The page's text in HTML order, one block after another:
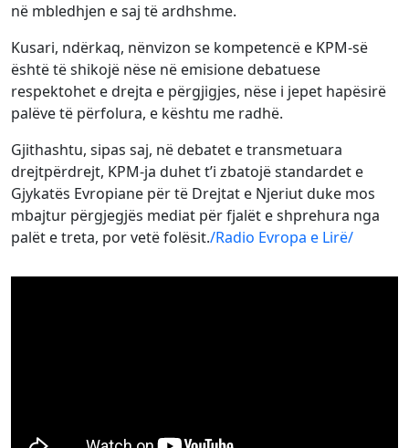
në mbledhjen e saj të ardhshme.
Kusari, ndërkaq, nënvizon se kompetencë e KPM-së
është të shikojë nëse në emisione debatuese
respektohet e drejta e përgjigjes, nëse i jepet hapësirë
palëve të përfolura, e kështu me radhë.
Gjithashtu, sipas saj, në debatet e transmetuara
drejtpërdrejt, KPM-ja duhet t’i zbatojë standardet e
Gjykatës Evropiane për të Drejtat e Njeriut duke mos
mbajtur përgjegjës mediat për fjalët e shprehura nga
palët e treta, por vetë folësit./Radio Evropa e Lirë/